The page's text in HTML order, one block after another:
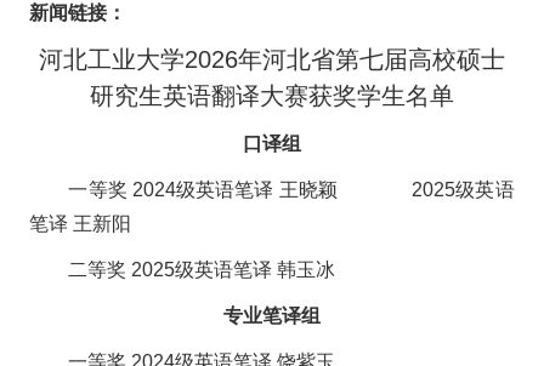
新闻链接：
河北工业大学2026年河北省第七届高校硕士
研究生英语翻译大赛获奖学生名单
口译组
一等奖 2024级英语笔译 王晓颖 2025级英语
笔译 王新阳
二等奖 2025级英语笔译 韩玉冰
专业笔译组
一等奖 2024级英语笔译 饶紫玉